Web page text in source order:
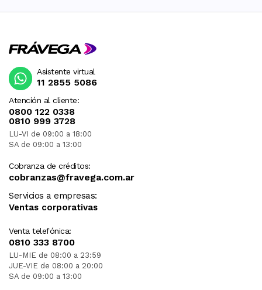
Atención al cliente:
0800 122 0338
0810 999 3728
LU-VI de 09:00 a 18:00
SA de 09:00 a 13:00
Cobranza de créditos:
cobranzas@fravega.com.ar
Servicios a empresas:
Ventas corporativas
Venta telefónica:
0810 333 8700
LU-MIE de 08:00 a 23:59
JUE-VIE de 08:00 a 20:00
SA de 09:00 a 13:00
Asistente virtual
11 2855 5086